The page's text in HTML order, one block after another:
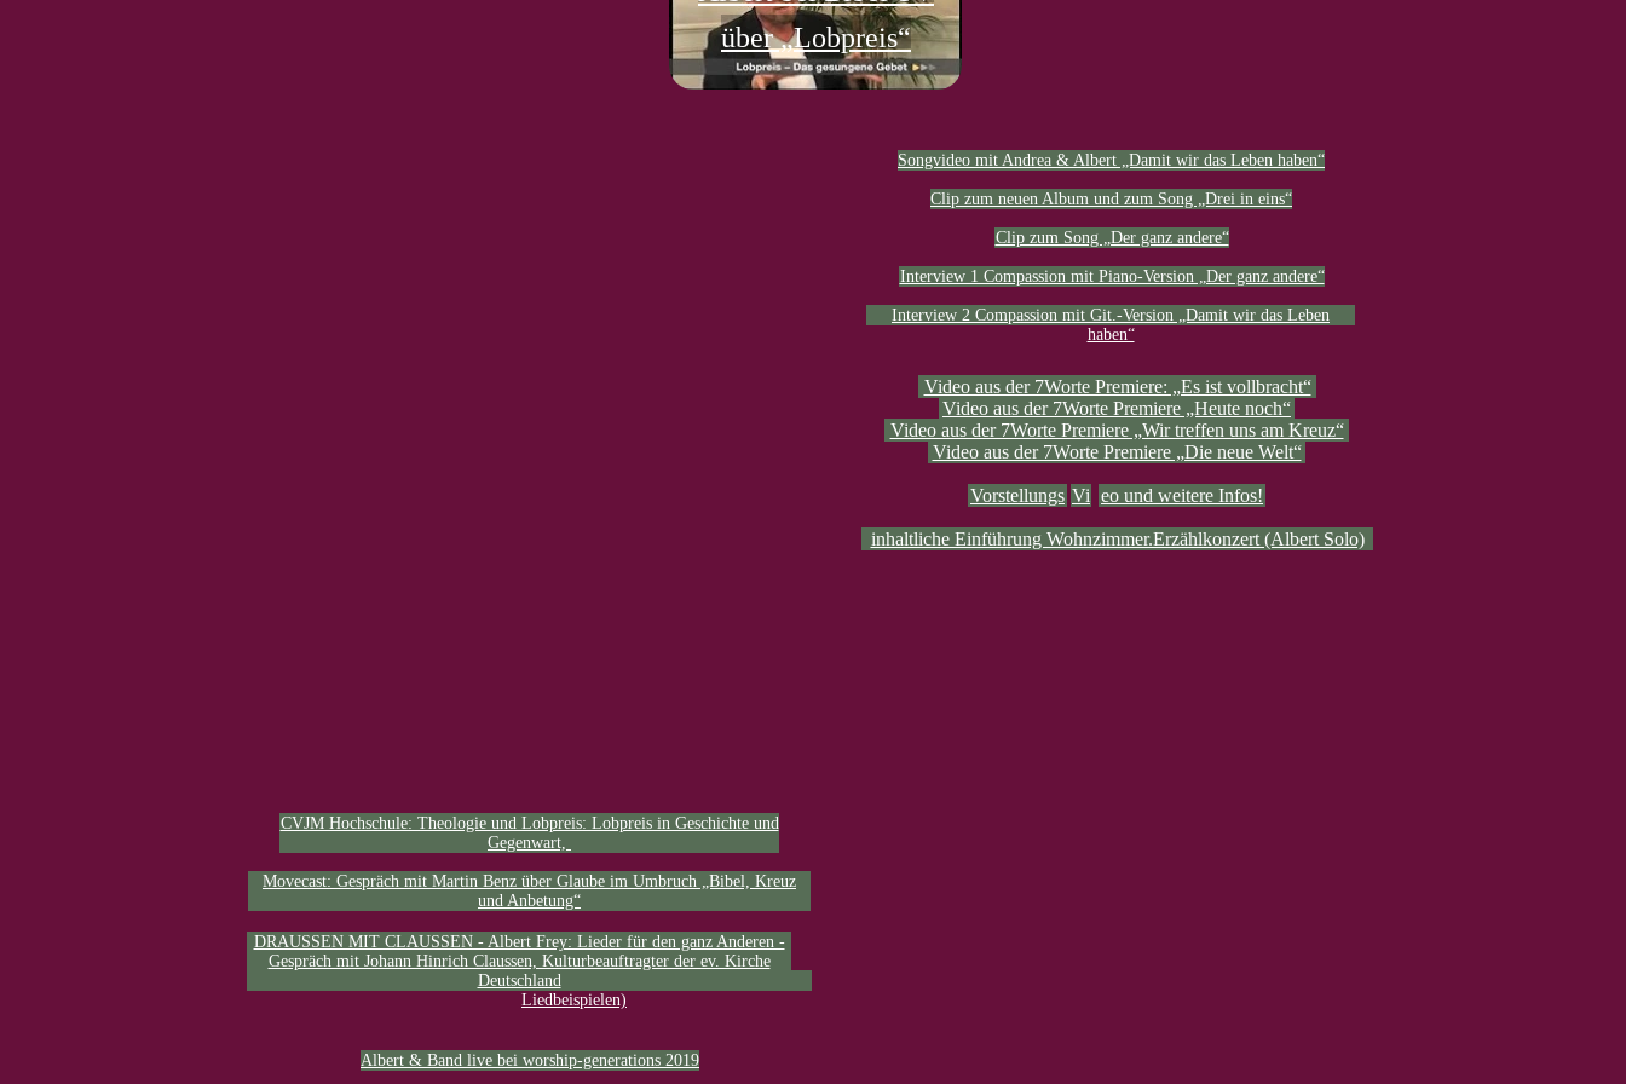
über „Lobpreis“
Songvideo mit Andrea & Albert „Damit wir das Leben haben“
Clip zum neuen Album und zum Song „Drei in eins“
Clip zum Song „Der ganz andere“
Interview 1 Compassion mit Piano-Version „Der ganz andere“
Interview 2 Compassion mit Git.-Version „Damit wir das Leben
haben“
Video aus der 7Worte Premiere: „Es ist vollbracht“
Video aus der 7Worte Premiere „Heute noch“
Video aus der 7Worte Premiere „Wir treffen uns am Kreuz“
Video aus der 7Worte Premiere „Die neue Welt“
Vorstellungs Vi eo und weitere Infos!
inhaltliche Einführung Wohnzimmer.Erzählkonzert (Albert Solo)
CVJM Hochschule: Theologie und Lobpreis: Lobpreis in Geschichte und
Gegenwart,
Movecast: Gespräch mit Martin Benz über Glaube im Umbruch „Bibel, Kreuz
und Anbetung“
DRAUSSEN MIT CLAUSSEN - Albert Frey: Lieder für den ganz Anderen -
Gespräch mit Johann Hinrich Claussen, Kulturbeauftragter der ev. Kirche
Deutschland
über alte und neue Songs und was dahinter steht (mit
Liedbeispielen)
Albert & Band live bei worship-generations 2019